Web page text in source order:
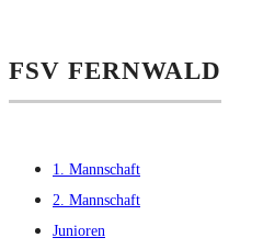
FSV FERNWALD
1. Mannschaft
2. Mannschaft
Junioren